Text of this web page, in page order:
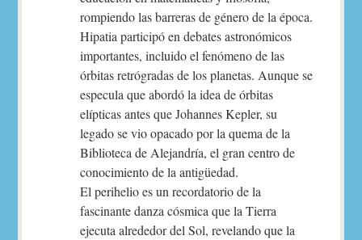
rompiendo las barreras de género de la época.
Hipatia participó en debates astronómicos
importantes, incluido el fenómeno de las
órbitas retrógradas de los planetas. Aunque se
especula que abordó la idea de órbitas
elípticas antes que Johannes Kepler, su
legado se vio opacado por la quema de la
Biblioteca de Alejandría, el gran centro de
conocimiento de la antigüedad.
El perihelio es un recordatorio de la
fascinante danza cósmica que la Tierra
ejecuta alrededor del Sol, revelando que la